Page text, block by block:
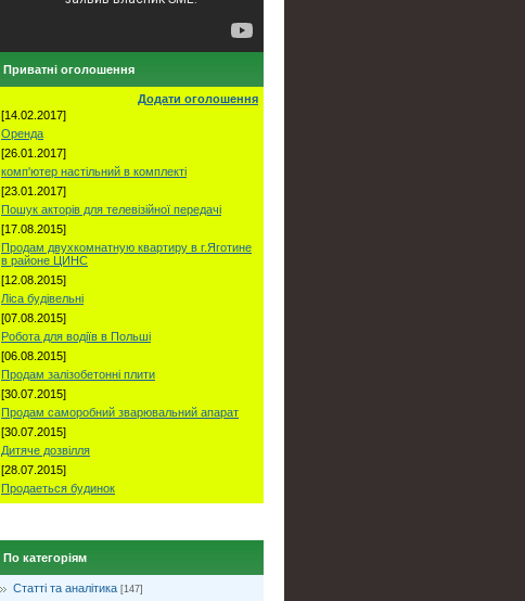
Приватні оголошення
Додати оголошення
[14.02.2017]
Оренда
[26.01.2017]
комп'ютер настільний в комплекті
[23.01.2017]
Пошук акторів для телевізійної передачі
[17.08.2015]
Продам двухкомнатную квартиру в г.Яготине
в районе ЦИНС
[12.08.2015]
Ліса будівельні
[07.08.2015]
Робота для водіїв в Польші
[06.08.2015]
Продам залізобетонні плити
[30.07.2015]
Продам саморобний зварювальний апарат
[30.07.2015]
Дитяче дозвілля
[28.07.2015]
Продаеться будинок
По категоріям
Статті та аналітика [147]